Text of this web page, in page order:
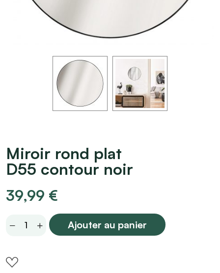
Miroir rond plat
D55 contour noir
39,99 €
Miroir
D55
Ajouter au panier